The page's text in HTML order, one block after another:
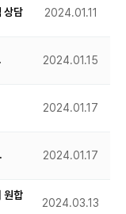
상담 2024.01.11
2024.01.15
2024.01.17
2024.01.17
원합
2024.03.13